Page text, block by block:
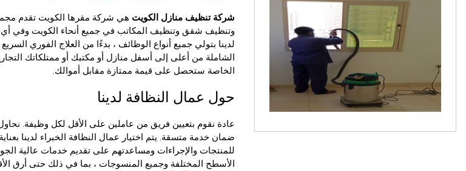
شركة تنظيف منازل الكويت هي شركة مقرها الكويت تقدم
وتنظيف شقق وتنظيف المكاتب
الشاملة من أعلى إلى أسفل منازل أو مكتبك أو ممتلكاتك
الخاصة ستحصل على قيمة ممتازة مقابل أموالك.
حول عمال النظافة لدينا
عادة نقوم بتعيين فريق من عاملين على الأقل لكل وظيفة.
ضمان خدمة متسقة. يتم اختيار عمال النظافة الخبراء لدينا
للمنتجات والإجراءات ومساعدتهم على تقديم خدمات عالية
الأسطح المختلفة وجميع المنسوجات ، بما في ذلك حتى أرق